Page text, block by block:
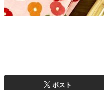
ポスト